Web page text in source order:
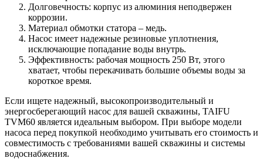
Долговечность: корпус из алюминия неподвержен
коррозии.
Материал обмотки статора – медь.
Насос имеет надежные резиновые уплотнения,
исключающие попадание воды внутрь.
Эффективность: рабочая мощность 250 Вт, этого
хватает, чтобы перекачивать большие объемы воды за
короткое время.
Если ищете надежный, высокопроизводительный и
энергосберегающий насос для вашей скважины, TAIFU
TVM60 является идеальным выбором. При выборе модели
насоса перед покупкой необходимо учитывать его стоимость и
совместимость с требованиями вашей скважины и системы
водоснабжения.